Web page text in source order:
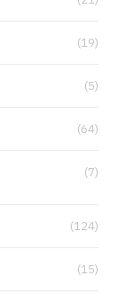
(19)
(5)
(64)
(7)
(124)
(15)